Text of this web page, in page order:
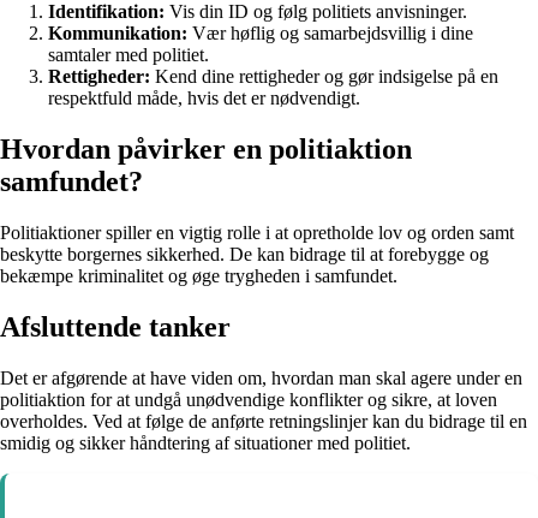
Identifikation: Vis din ID og følg politiets anvisninger.
Kommunikation: Vær høflig og samarbejdsvillig i dine
samtaler med politiet.
Rettigheder: Kend dine rettigheder og gør indsigelse på en
respektfuld måde, hvis det er nødvendigt.
Hvordan påvirker en politiaktion
samfundet?
Politiaktioner spiller en vigtig rolle i at opretholde lov og orden samt
beskytte borgernes sikkerhed. De kan bidrage til at forebygge og
bekæmpe kriminalitet og øge trygheden i samfundet.
Afsluttende tanker
Det er afgørende at have viden om, hvordan man skal agere under en
politiaktion for at undgå unødvendige konflikter og sikre, at loven
overholdes. Ved at følge de anførte retningslinjer kan du bidrage til en
smidig og sikker håndtering af situationer med politiet.